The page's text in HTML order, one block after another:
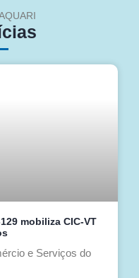
mobiliza CIC-VT
e Serviços do